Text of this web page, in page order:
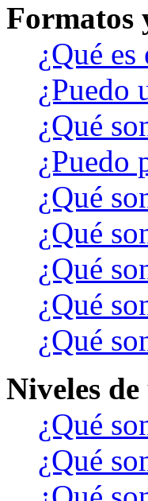
Formatos
¿Qué
¿Puedo
¿Qué
¿Puedo
¿Qué
¿Qué
¿Qué
¿Qué
¿Qué
Niveles
¿Qué
¿Qué